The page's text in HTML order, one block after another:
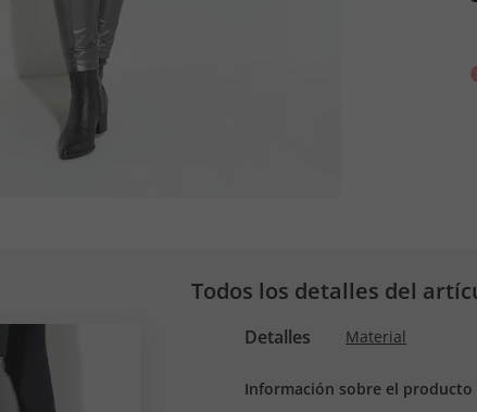
Todos los detalles del
Detalles Material
Información sobre el producto